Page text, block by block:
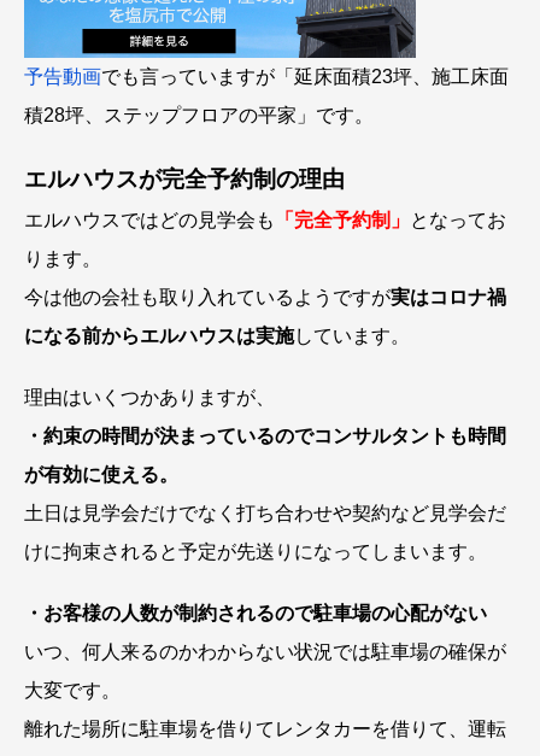
予告動画でも言っていますが「延床面積23坪、施工床面
積28坪、ステップフロアの平家」です。
エルハウスが完全予約制の理由
エルハウスではどの見学会も 「完全予約制」 となってお
ります。
今は他の会社も取り入れているようですが実はコロナ禍
になる前からエルハウスは実施しています。
理由はいくつかありますが、
・約束の時間が決まっているのでコンサルタントも時間
が有効に使える。
土日は見学会だけでなく打ち合わせや契約など見学会だ
けに拘束されると予定が先送りになってしまいます。
・お客様の人数が制約されるので駐車場の心配がない
いつ、何人来るのかわからない状況では駐車場の確保が
大変です。
離れた場所に駐車場を借りてレンタカーを借りて、運転